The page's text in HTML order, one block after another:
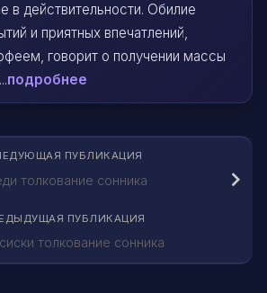
в действительности. Обилие
и приятных впечатлений,
говорит о получении массы
подробнее
ПУБЛИКАЦИЯ
толкование сонника
ПУБЛИКАЦИЯ
толкование сонника